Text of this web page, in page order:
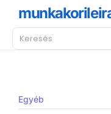
Egyéb